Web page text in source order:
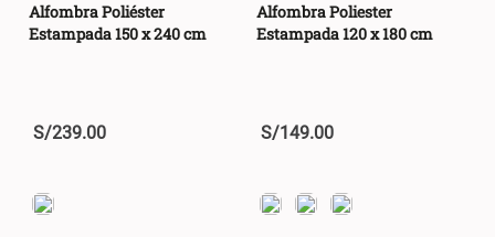
S/ 219.00 S/ 144.00
Cama Nido Grande para Perros
Papelero de Plástico Color 8 Lt
15,7x22,2x33,3 cm
Alfombra Poliéster
Estampada 150 x 240 cm
S/239.00
Alfombra Poliester
Estampada 120 x 180 cm
S/149.00